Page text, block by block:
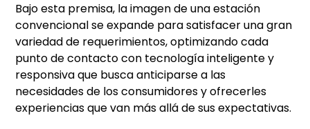
Bajo esta premisa, la imagen de una estación
convencional se expande para satisfacer una gran
variedad de requerimientos, optimizando cada
punto de contacto con tecnología inteligente y
responsiva que busca anticiparse a las
necesidades de los consumidores y ofrecerles
experiencias que van más allá de sus expectativas.